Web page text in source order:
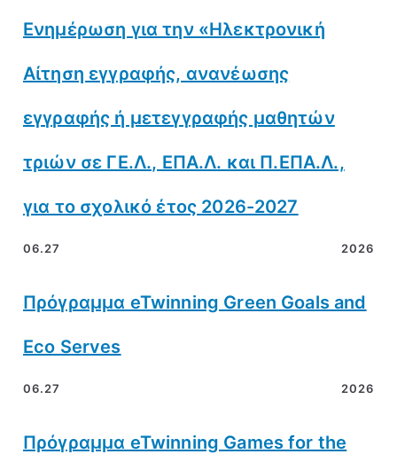
Ενημέρωση για την «Ηλεκτρονική
Αίτηση εγγραφής, ανανέωσης
εγγραφής ή μετεγγραφής μαθητών
τριών σε ΓΕ.Λ., ΕΠΑ.Λ. και Π.ΕΠΑ.Λ.,
για το σχολικό έτος 2026-2027
06.27 2026
Πρόγραμμα eTwinning Green Goals and
Eco Serves
06.27 2026
Πρόγραμμα eTwinning Games for the